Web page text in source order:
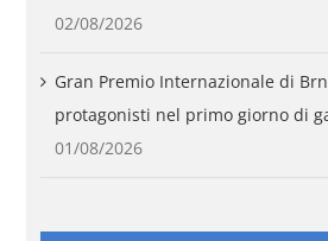
02/08/2026
Gran Premio Internazionale di
protagonisti nel primo giorno di
01/08/2026